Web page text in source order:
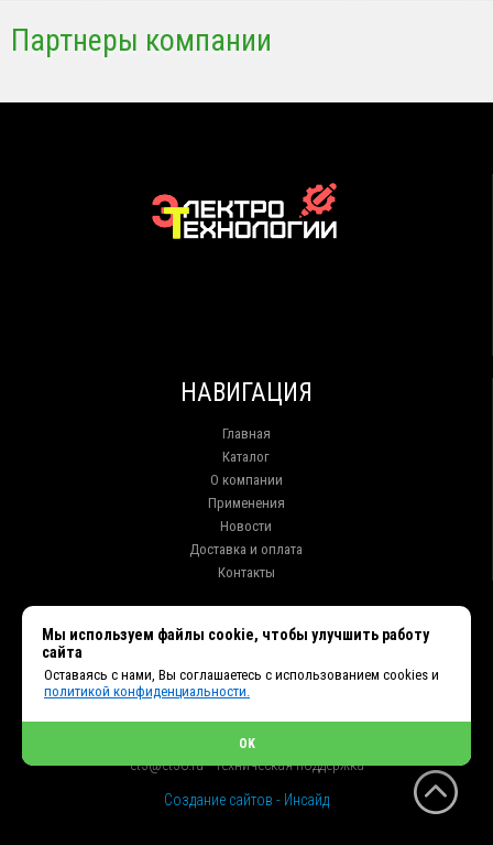
Партнеры компании
НАВИГАЦИЯ
Главная
Каталог
О компании
Применения
Новости
Доставка и оплата
Контакты
+7 (914) 010-76-83, 8 (3952) 93-27-93 - Отдел продаж
+7 (950) 075-85-99 - Техническая поддержка
et2@et38.ru - Отдел продаж
et3@et38.ru - Техническая поддержка
Создание сайтов - Инсайд
Мы используем файлы cookie, чтобы улучшить работу
сайта
Оставаясь с нами, Вы соглашаетесь с использованием cookies и
политикой конфиденциальности.
OK